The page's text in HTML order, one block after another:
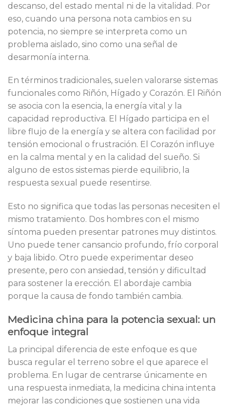
descanso, del estado mental ni de la vitalidad. Por
eso, cuando una persona nota cambios en su
potencia, no siempre se interpreta como un
problema aislado, sino como una señal de
desarmonía interna.
En términos tradicionales, suelen valorarse sistemas
funcionales como Riñón, Hígado y Corazón. El Riñón
se asocia con la esencia, la energía vital y la
capacidad reproductiva. El Hígado participa en el
libre flujo de la energía y se altera con facilidad por
tensión emocional o frustración. El Corazón influye
en la calma mental y en la calidad del sueño. Si
alguno de estos sistemas pierde equilibrio, la
respuesta sexual puede resentirse.
Esto no significa que todas las personas necesiten el
mismo tratamiento. Dos hombres con el mismo
síntoma pueden presentar patrones muy distintos.
Uno puede tener cansancio profundo, frío corporal
y baja libido. Otro puede experimentar deseo
presente, pero con ansiedad, tensión y dificultad
para sostener la erección. El abordaje cambia
porque la causa de fondo también cambia.
Medicina china para la potencia sexual: un
enfoque integral
La principal diferencia de este enfoque es que
busca regular el terreno sobre el que aparece el
problema. En lugar de centrarse únicamente en
una respuesta inmediata, la medicina china intenta
mejorar las condiciones que sostienen una vida